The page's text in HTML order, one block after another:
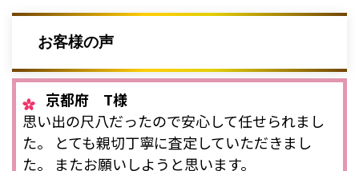
お客様の声
京都府 T様
思い出の尺八だったので安心して任せられまし
た。 とても親切丁寧に査定していただきまし
た。 またお願いしようと思います。